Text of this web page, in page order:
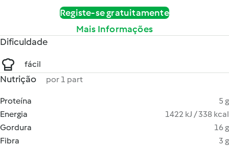
Registe-se gratuitamente
Mais Informações
Dificuldade
fácil
Nutrição por 1 part
Proteína
5 g
Energia
1422 kJ / 338 kcal
Gordura
16 g
Fibra
3 g